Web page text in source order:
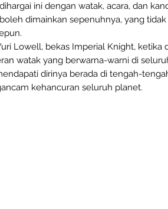
ini dengan watak, acara, dan
dimainkan sepenuhnya, yang
Lowell, bekas Imperial Knight, ketika
watak yang berwarna-warni di
dirinya berada di tengah-
kehancuran seluruh planet.